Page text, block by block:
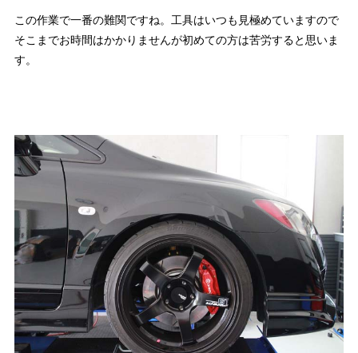
この作業で一番の難関ですね。工具はいつも見極めていますので
そこまでお時間はかかりませんが初めての方は苦労すると思いま
す。